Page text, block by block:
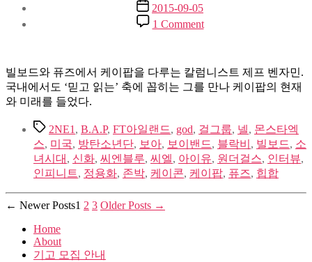
Post
date
2015-09-05
1 Commenton
인
:
제
자
민
①
“케
이
빌보드와 퓨즈에서 케이팝을 다루는 칼럼니스트 제프 벤자민.
국내에서도 ‘믿고 읽는’ 축에 꼽히는 그를 만나 케이팝의 현재
와 미래를 들었다.
Tags2NE1 , B.A.P, FT아일랜드, god, 걸그룹, 넬, 몬스타엑
스, 미국, 방탄소년단, 보아, 보이밴드, 블락비 , 빌보드, 소
녀시대 , 신화, 씨엔블루, 씨엘, 아이유, 원더걸스, 인터뷰,
인피니트, 정용화, 존박, 케이콘, 케이팝, 퓨즈, 힙합
Posts
pagination
← NewerPosts1 2 3 OlderPosts →
Home
About
기고 모집 안내